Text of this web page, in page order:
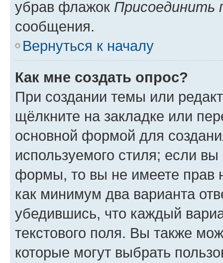
убрав флажок Присоединить
сообщения.
Вернуться к началу
Как мне создать опрос?
При создании темы или
щёлкните на закладке или
основной формой для
используемого стиля; если
формы, то вы не имеете прав
как минимум два варианта
убедившись, что каждый
текстового поля. Вы также
которые могут выбрать